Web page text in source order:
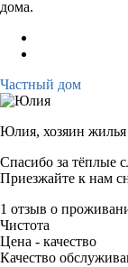
дома.
Частный дом
Юлия, хозяин жилья
Спасибо за тёплые
Приезжайте к нам
1 отзыв о
Чистота
Цена - качество
Качество